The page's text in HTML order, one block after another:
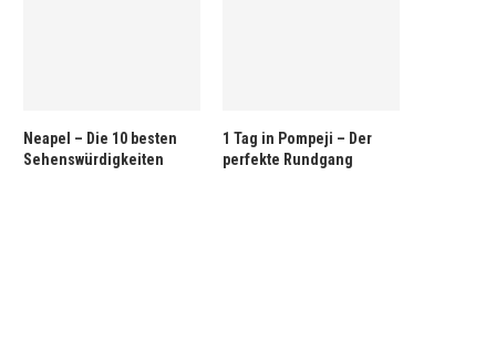
Neapel – Die 10 besten
Sehenswürdigkeiten
1 Tag in Pompeji – Der
perfekte Rundgang